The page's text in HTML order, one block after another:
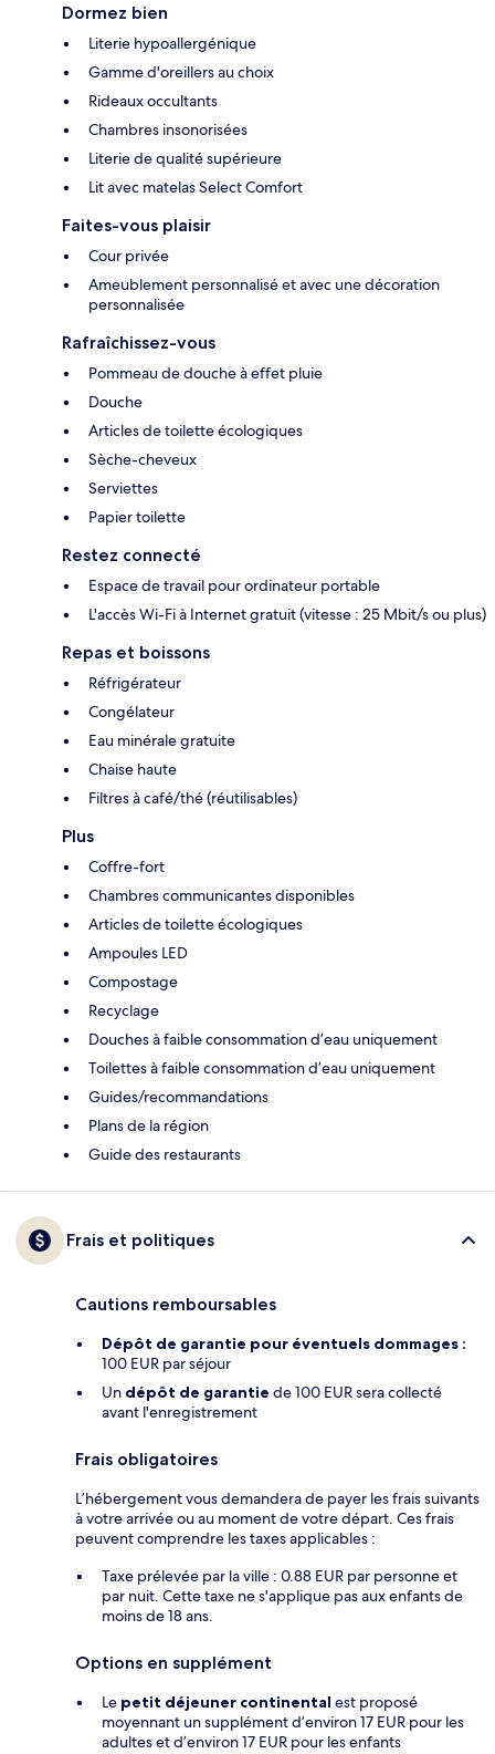
Dormez bien
Literie hypoallergénique
Gamme d'oreillers au choix
Rideaux occultants
Chambres insonorisées
Literie de qualité supérieure
Lit avec matelas Select Comfort
Faites-vous plaisir
Cour privée
Ameublement personnalisé et avec une décoration
personnalisée
Rafraîchissez-vous
Pommeau de douche à effet pluie
Douche
Articles de toilette écologiques
Sèche-cheveux
Serviettes
Papier toilette
Restez connecté
Espace de travail pour ordinateur portable
L'accès Wi-Fi à Internet gratuit (vitesse : 25 Mbit/s ou plus)
Repas et boissons
Réfrigérateur
Congélateur
Eau minérale gratuite
Chaise haute
Filtres à café/thé (réutilisables)
Plus
Coffre-fort
Chambres communicantes disponibles
Articles de toilette écologiques
Ampoules LED
Compostage
Recyclage
Douches à faible consommation d’eau uniquement
Toilettes à faible consommation d’eau uniquement
Guides/recommandations
Plans de la région
Guide des restaurants
Frais et politiques
Cautions remboursables
Dépôt de garantie pour éventuels dommages :
100 EUR par séjour
Un dépôt de garantie de 100 EUR sera collecté
avant l'enregistrement
Frais obligatoires
L’hébergement vous demandera de payer les frais suivants
à votre arrivée ou au moment de votre départ. Ces frais
peuvent comprendre les taxes applicables :
Taxe prélevée par la ville : 0.88 EUR par personne et
par nuit. Cette taxe ne s'applique pas aux enfants de
moins de 18 ans.
Options en supplément
Le petit déjeuner continental est proposé
moyennant un supplément d’environ 17 EUR pour les
adultes et d’environ 17 EUR pour les enfants